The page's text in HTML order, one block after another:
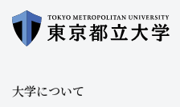
大学について